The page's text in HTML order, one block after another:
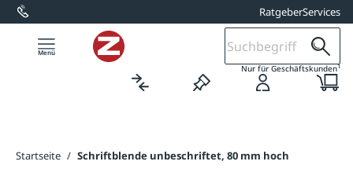
springen RatgeberServices
Nur für Geschäftskunden1
Startseite / Schriftblende unbeschriftet, 80 mm hoch